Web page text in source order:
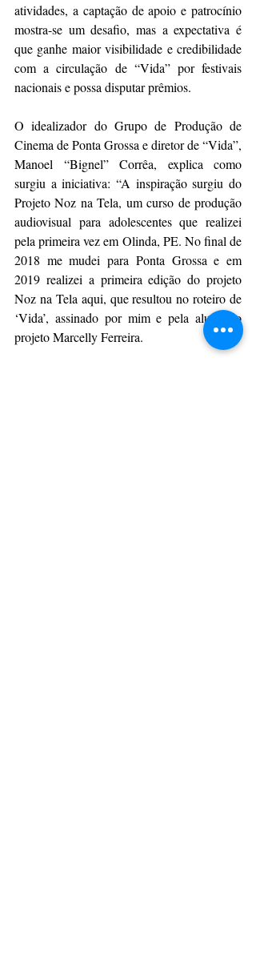
atividades, a captação de apoio e patrocínio
mostra-se um desafio, mas a expectativa é
que ganhe maior visibilidade e credibilidade
com a circulação de “Vida” por festivais
nacionais e possa disputar prêmios.
O idealizador do Grupo de Produção de
Cinema de Ponta Grossa e diretor de “Vida”,
Manoel “Bignel” Corrêa, explica como
surgiu a iniciativa: “A inspiração surgiu do
Projeto Noz na Tela, um curso de produção
audiovisual para adolescentes que realizei
pela primeira vez em Olinda, PE. No final de
2018 me mudei para Ponta Grossa e em
2019 realizei a primeira edição do projeto
Noz na Tela aqui, que resultou no roteiro de
‘Vida’, assinado por mim e pela aluna do
projeto Marcelly Ferreira.